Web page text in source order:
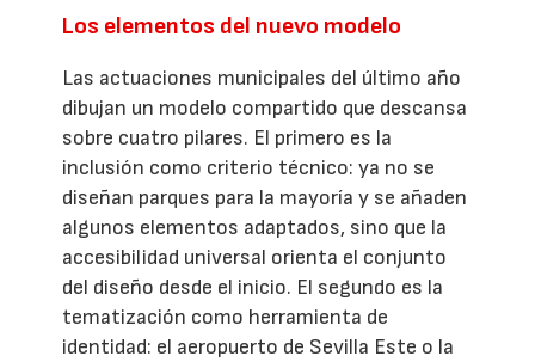
Los elementos del nuevo modelo
Las actuaciones municipales del último año
dibujan un modelo compartido que descansa
sobre cuatro pilares. El primero es la
inclusión como criterio técnico: ya no se
diseñan parques para la mayoría y se añaden
algunos elementos adaptados, sino que la
accesibilidad universal orienta el conjunto
del diseño desde el inicio. El segundo es la
tematización como herramienta de
identidad: el aeropuerto de Sevilla Este o la